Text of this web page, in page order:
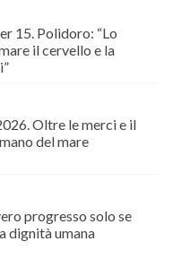
15. Polidoro: “Lo
il cervello e la
Oltre le merci e il
del mare
progresso solo se
dignità umana